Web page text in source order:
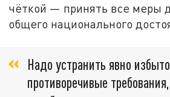
чёткой — принять все меры
общего национального
Надо устранить явно
противоречивые